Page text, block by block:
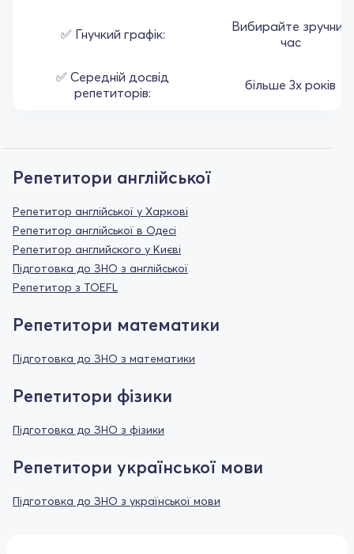
✅ Гнучкий графік:
Вибирайте зручний
час
✅ Середній досвід
репетиторів:
більше 3х років
Репетитори англійської
Репетитор англійської у Харкові
Репетитор англійської в Одесі
Репетитор английского у Києві
Підготовка до ЗНО з англійської
Репетитор з TOEFL
Репетитори математики
Підготовка до ЗНО з математики
Репетитори фізики
Підготовка до ЗНО з фізики
Репетитори української мови
Підготовка до ЗНО з української мови